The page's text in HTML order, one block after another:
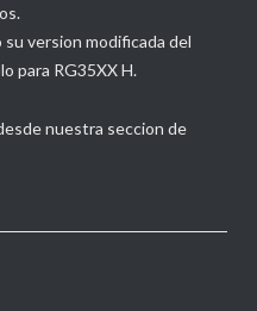
version modificada del
para RG35XX H.
nuestra seccion de